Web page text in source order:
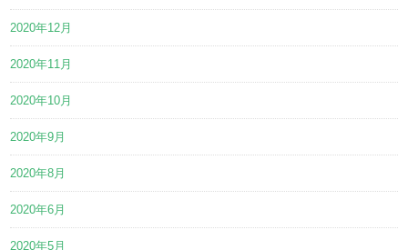
2020年12月
2020年11月
2020年10月
2020年9月
2020年8月
2020年6月
2020年5月